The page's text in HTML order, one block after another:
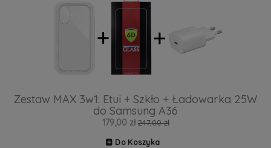
Zestaw MAX 3w1: Etui + Szkło + Ładowarka 25W
do Samsung A36
179,00 zł 247,00 zł
Do Koszyka